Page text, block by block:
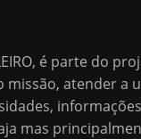
é parte do
missão, atender a
mas